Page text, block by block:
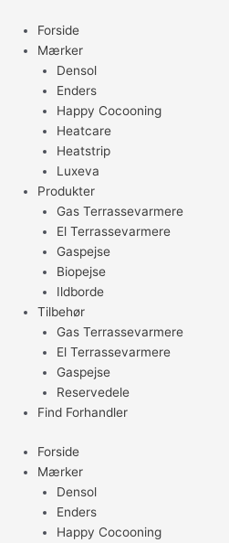
indholdet
Forside
Mærker
Densol
Enders
Happy Cocooning
Heatcare
Heatstrip
Luxeva
Produkter
Gas Terrassevarmere
El Terrassevarmere
Gaspejse
Biopejse
Ildborde
Tilbehør
Gas Terrassevarmere
El Terrassevarmere
Gaspejse
Reservedele
Find Forhandler
Forside
Mærker
Densol
Enders
Happy Cocooning